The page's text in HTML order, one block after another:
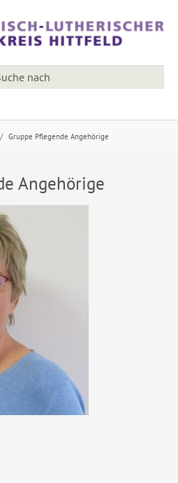
Gruppe Pflegende Angehörige
Angehörige